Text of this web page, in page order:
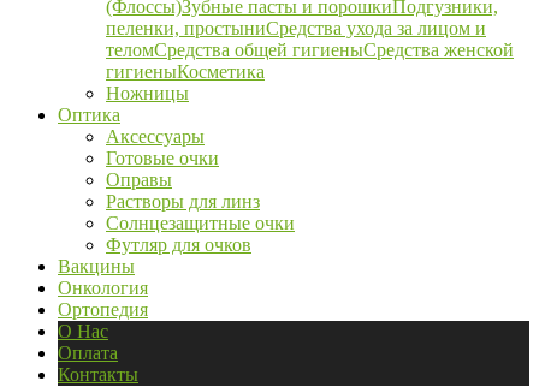
(Флоссы)Зубные пасты и порошкиПодгузники,
пеленки, простыниСредства ухода за лицом и
теломСредства общей гигиеныСредства женской
гигиеныКосметика
Ножницы
Оптика
Аксессуары
Готовые очки
Оправы
Растворы для линз
Солнцезащитные очки
Футляр для очков
Вакцины
Онкология
Ортопедия
О Нас
Оплата
Контакты